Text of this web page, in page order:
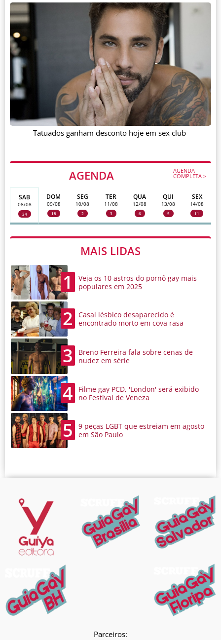
AGENDA AGENDA
COMPLETA >
SAB
08/08
34
DOM
09/08
18
SEG
10/08
2
TER
11/08
3
QUA
12/08
6
QUI
13/08
5
SEX
14/08
11
MAIS LIDAS
1
Veja os 10 astros do pornô gay mais
populares em 2025
2
Casal lésbico desaparecido é
encontrado morto em cova rasa
3
Breno Ferreira fala sobre cenas de
nudez em série
4
Filme gay PCD, 'London' será exibido
no Festival de Veneza
5
9 peças LGBT que estreiam em agosto
em São Paulo
Tatuados ganham desconto hoje em sex club
Parceiros: